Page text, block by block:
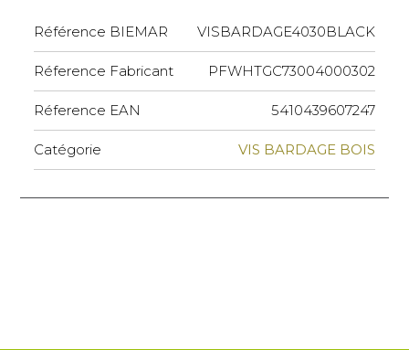
Référence BIEMAR VISBARDAGE4030BLACK
Réference Fabricant PFWHTGC73004000302
Réference EAN 5410439607247
Catégorie VIS BARDAGE BOIS